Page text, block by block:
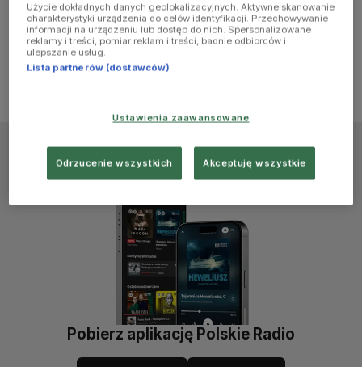
more
information)
Pobierz aplikację Polskie Radio
Użycie dokładnych danych geolokalizacyjnych. Aktywne skanowanie
charakterystyki urządzenia do celów identyfikacji. Przechowywanie
informacji na urządzeniu lub dostęp do nich. Spersonalizowane
reklamy i treści, pomiar reklam i treści, badnie odbiorców i
ulepszanie usług.
Lista partnerów (dostawców)
Ustawienia zaawansowane
Odrzucenie wszystkich Akceptuję wszystkie